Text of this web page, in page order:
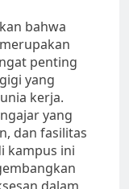
bahwa
penting
yang
kerja.
yang
dan fasilitas
kampus ini